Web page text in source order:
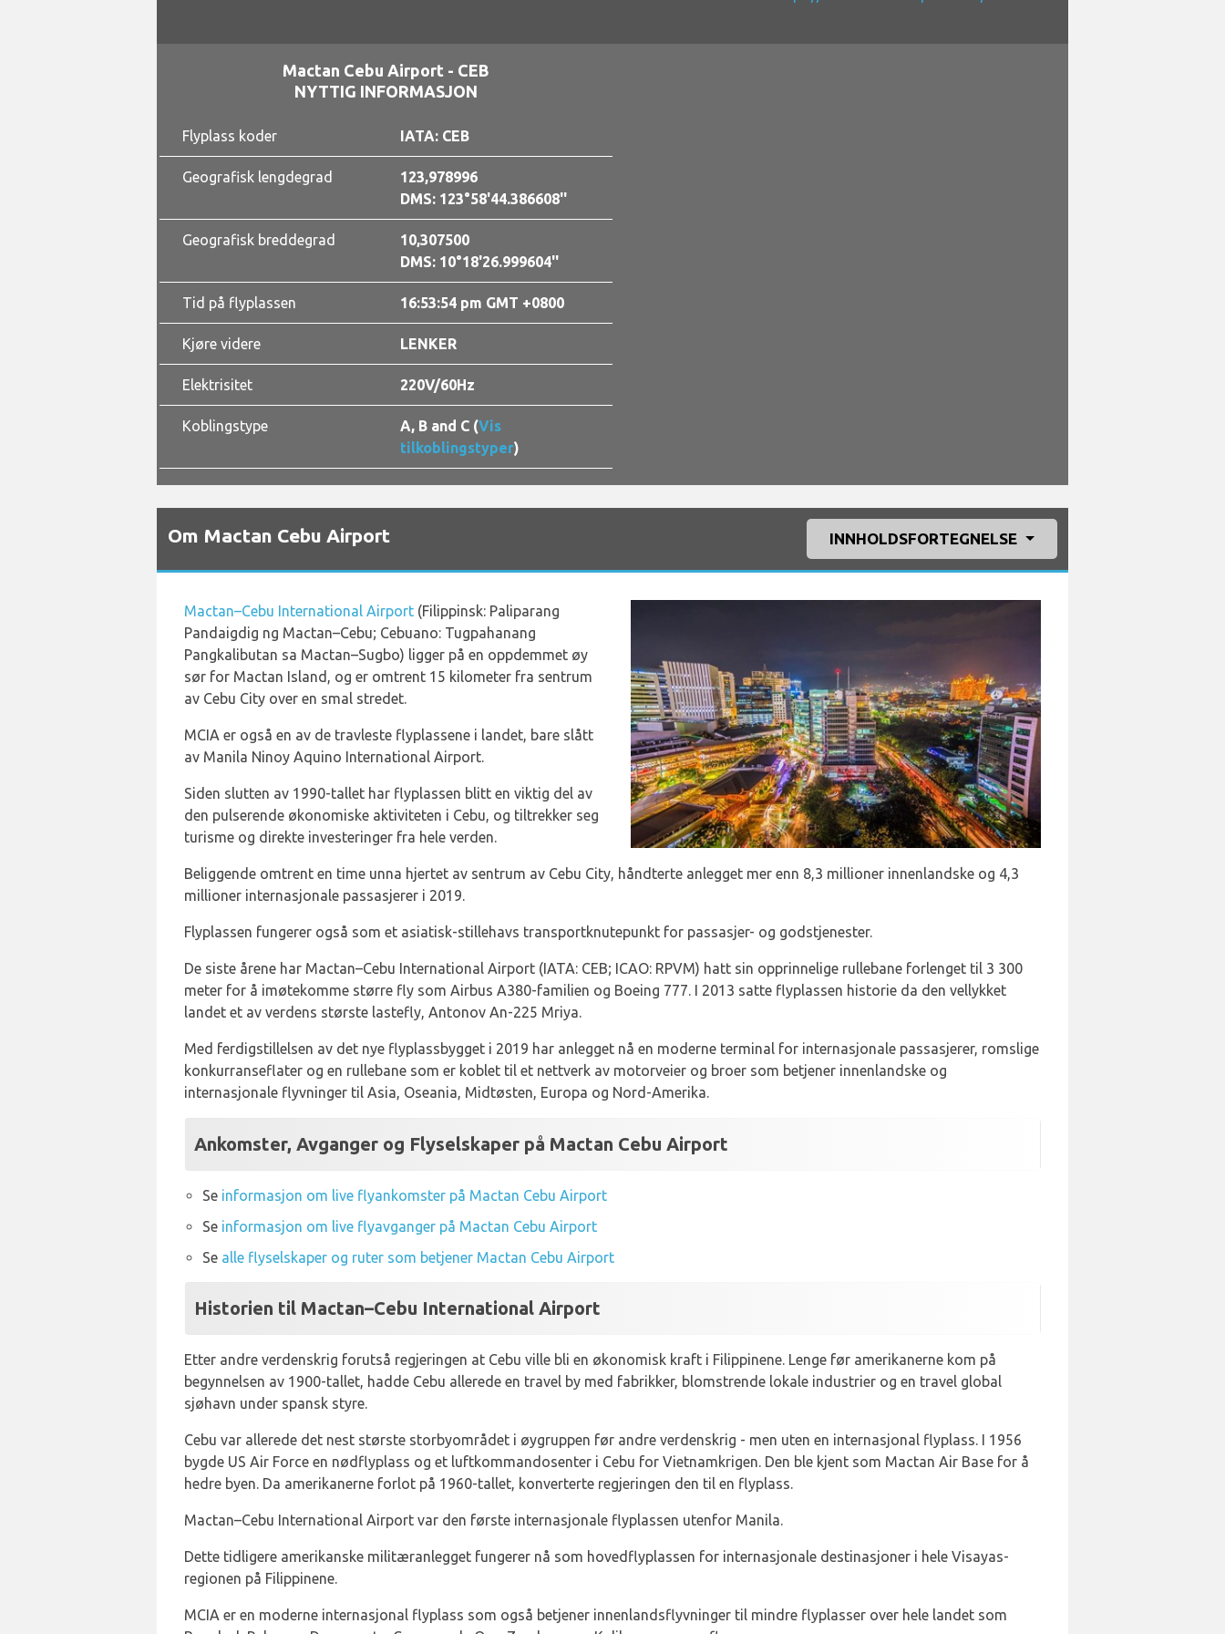
Mactan Cebu Airport - CEB
NYTTIG INFORMASJON
Flyplass koder IATA: CEB
Geografisk lengdegrad
123,978996
DMS: 123°58'44.386608''
Geografisk breddegrad
10,307500
DMS: 10°18'26.999604''
Tid på flyplassen 16:53:55 pm GMT +0800
Kjøre videre LENKER
Elektrisitet 220V/60Hz
Koblingstype A, B and C (Vis
tilkoblingstyper)
Om Mactan Cebu Airport INNHOLDSFORTEGNELSE
Mactan–Cebu International Airport (Filippinsk: Paliparang
Pandaigdig ng Mactan–Cebu; Cebuano: Tugpahanang
Pangkalibutan sa Mactan–Sugbo) ligger på en oppdemmet øy
sør for Mactan Island, og er omtrent 15 kilometer fra sentrum
av Cebu City over en smal stredet.
MCIA er også en av de travleste flyplassene i landet, bare slått
av Manila Ninoy Aquino International Airport.
Siden slutten av 1990-tallet har flyplassen blitt en viktig del av
den pulserende økonomiske aktiviteten i Cebu, og tiltrekker seg
turisme og direkte investeringer fra hele verden.
Beliggende omtrent en time unna hjertet av sentrum av Cebu City, håndterte anlegget mer enn 8,3 millioner innenlandske og 4,3
millioner internasjonale passasjerer i 2019.
Flyplassen fungerer også som et asiatisk-stillehavs transportknutepunkt for passasjer- og godstjenester.
De siste årene har Mactan–Cebu International Airport (IATA: CEB; ICAO: RPVM) hatt sin opprinnelige rullebane forlenget til 3 300
meter for å imøtekomme større fly som Airbus A380-familien og Boeing 777. I 2013 satte flyplassen historie da den vellykket
landet et av verdens største lastefly, Antonov An-225 Mriya.
Med ferdigstillelsen av det nye flyplassbygget i 2019 har anlegget nå en moderne terminal for internasjonale passasjerer, romslige
konkurranseflater og en rullebane som er koblet til et nettverk av motorveier og broer som betjener innenlandske og
internasjonale flyvninger til Asia, Oseania, Midtøsten, Europa og Nord-Amerika.
Ankomster, Avganger og Flyselskaper på Mactan Cebu Airport
Se informasjon om live flyankomster på Mactan Cebu Airport
Se informasjon om live flyavganger på Mactan Cebu Airport
Se alle flyselskaper og ruter som betjener Mactan Cebu Airport
Historien til Mactan–Cebu International Airport
Etter andre verdenskrig forutså regjeringen at Cebu ville bli en økonomisk kraft i Filippinene. Lenge før amerikanerne kom på
begynnelsen av 1900-tallet, hadde Cebu allerede en travel by med fabrikker, blomstrende lokale industrier og en travel global
sjøhavn under spansk styre.
Cebu var allerede det nest største storbyområdet i øygruppen før andre verdenskrig - men uten en internasjonal flyplass. I 1956
bygde US Air Force en nødflyplass og et luftkommandosenter i Cebu for Vietnamkrigen. Den ble kjent som Mactan Air Base for å
hedre byen. Da amerikanerne forlot på 1960-tallet, konverterte regjeringen den til en flyplass.
Mactan–Cebu International Airport var den første internasjonale flyplassen utenfor Manila.
Dette tidligere amerikanske militæranlegget fungerer nå som hovedflyplassen for internasjonale destinasjoner i hele Visayas-
regionen på Filippinene.
MCIA er en moderne internasjonal flyplass som også betjener innenlandsflyvninger til mindre flyplasser over hele landet som